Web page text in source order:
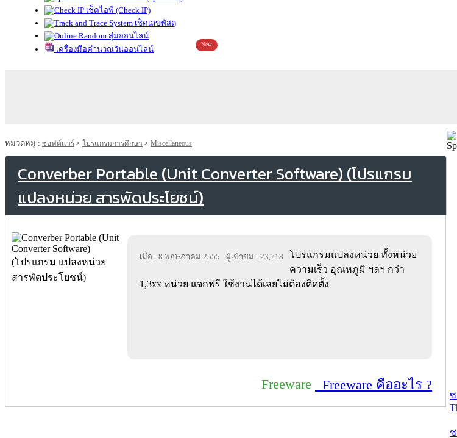
เช็คไอพี (Check IP)
เช็คเลขพัสดุ
สุ่มออนไลน์
เครื่องมือคำนวณวันออนไลน์
New
หมวดหมู่ : ซอฟต์แวร์ > โปรแกรมการศึกษา > Miscellaneous
Converber Portable (Unit Converter Software) (โปรแกรม
แปลงหน่วย สารพัดประโยชน์)
เมื่อ : 8 พฤษภาคม 2555 ผู้เข้าชม : 23,718
โปรแกรมแปลงหน่วย ทั้งหน่วย
ความเร็ว อุณหภูมิ ฯลฯ กว่า
1,3xx หน่วย แจกฟรี ใช้งานได้เลยไม่ต้องติดตั้ง
Freeware Freeware คืออะไร ?